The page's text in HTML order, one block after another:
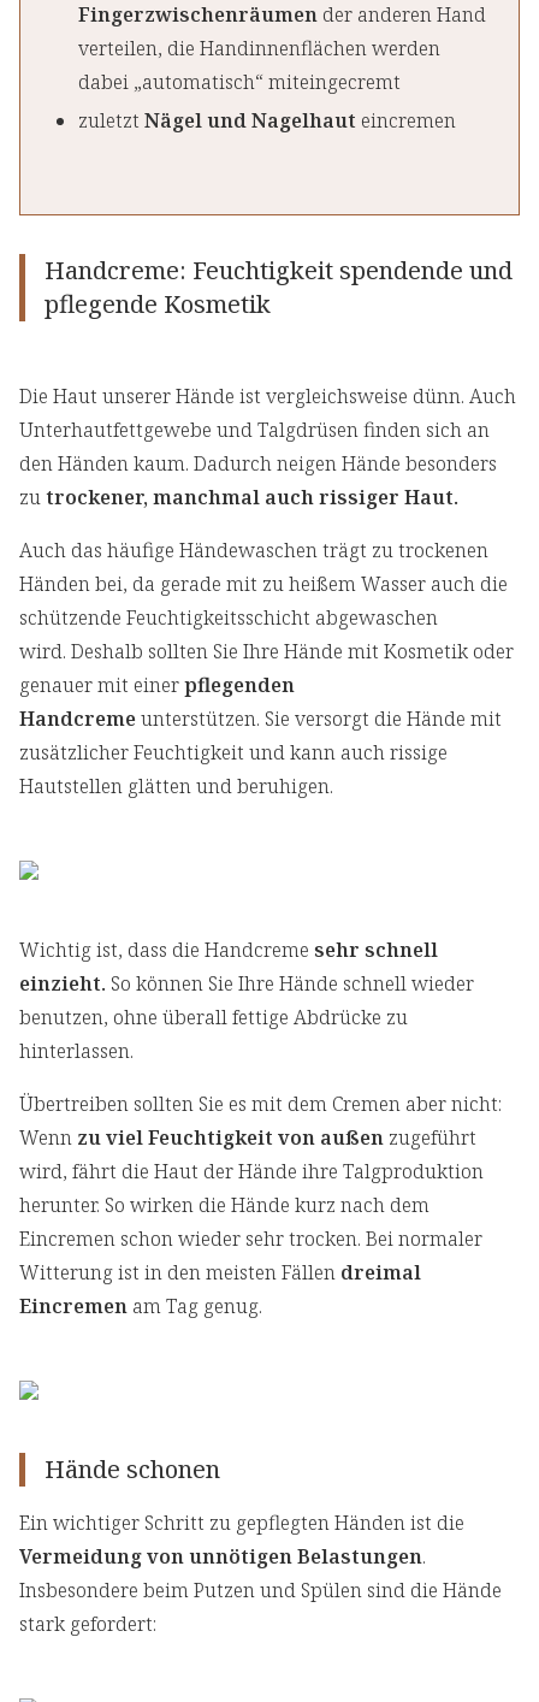
Fingerzwischenräumen der anderen Hand
verteilen, die Handinnenflächen werden
dabei „automatisch“ miteingecremt
zuletzt Nägel und Nagelhaut eincremen
Handcreme: Feuchtigkeit spendende und
pflegende Kosmetik
Die Haut unserer Hände ist vergleichsweise dünn. Auch
Unterhautfettgewebe und Talgdrüsen finden sich an
den Händen kaum. Dadurch neigen Hände besonders
zutrockener, manchmal auch rissiger Haut.
Auch das häufige Händewaschen trägt zu trockenen
Händen bei, da gerade mit zu heißem Wasser auch die
schützende Feuchtigkeitsschicht abgewaschen
wird. Deshalb sollten Sie Ihre Hände mit Kosmetik oder
genauer mit einerpflegenden
Handcremeunterstützen. Sie versorgt die Hände mit
zusätzlicher Feuchtigkeit und kann auch rissige
Hautstellen glätten und beruhigen.
Wichtig ist, dass die Handcreme sehr schnell
einzieht. So können Sie Ihre Hände schnell wieder
benutzen, ohne überall fettige Abdrücke zu
hinterlassen.
Übertreiben sollten Sie es mit dem Cremen aber nicht:
Wenn zu viel Feuchtigkeit von außen zugeführt
wird, fährt die Haut der Hände ihre Talgproduktion
herunter. So wirken die Hände kurz nach dem
Eincremen schon wieder sehr trocken. Bei normaler
Witterung ist in den meisten Fällen dreimal
Eincremen am Tag genug.
Hände schonen
Ein wichtiger Schritt zu gepflegten Händen ist die
Vermeidung von unnötigen Belastungen.
Insbesondere beim Putzen und Spülen sind die Hände
stark gefordert: